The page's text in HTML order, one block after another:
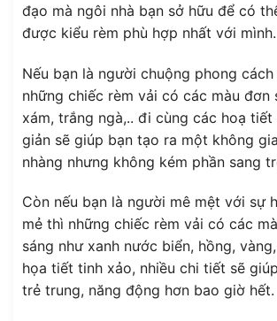
đạo mà ngôi nhà bạn sở hữu để có
được kiểu rèm phù hợp nhất với mình.
Nếu bạn là người chuộng phong
những chiếc rèm vải có các màu đơn
xám, trắng ngà,.. đi cùng các hoạ tiết
giản sẽ giúp bạn tạo ra một không
nhàng nhưng không kém phần sang
Còn nếu bạn là người mê mệt với sự
mẻ thì những chiếc rèm vải có các
sáng như xanh nước biển, hồng,
họa tiết tinh xảo, nhiều chi tiết sẽ
trẻ trung, năng động hơn bao giờ hết.